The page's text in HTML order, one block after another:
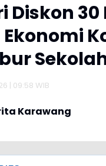
Diskon 30
| 09:58 WIB
Karawang